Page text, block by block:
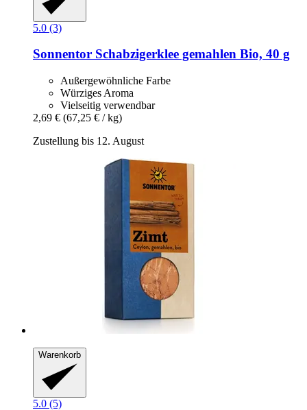
5.0 (3)
Sonnentor Schabzigerklee gemahlen Bio, 40 g
Außergewöhnliche Farbe
Würziges Aroma
Vielseitig verwendbar
2,69 € (67,25 € / kg)
Zustellung bis 12. August
Warenkorb
5.0 (5)